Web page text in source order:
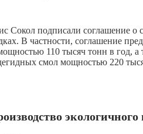
подписали соглашение о
В частности, соглашение
110 тысяч тонн в год, а
смол мощностью 220
экологичного